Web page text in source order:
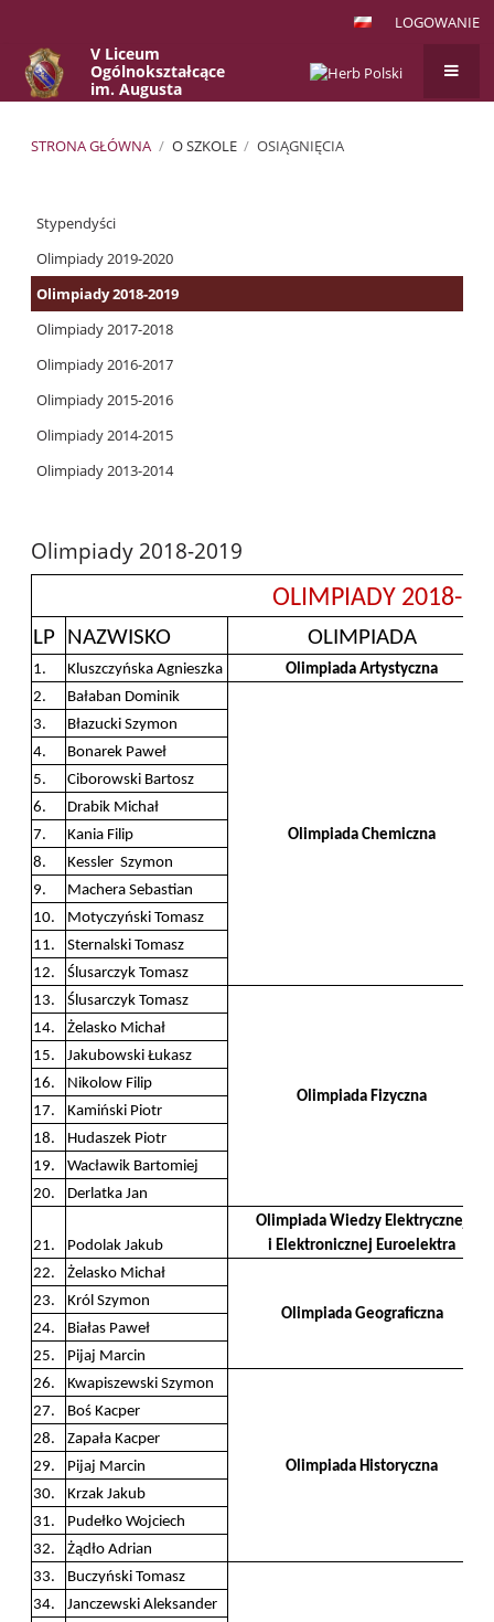
LOGOWANIE
V Liceum
Ogólnokształcące
im. Augusta
Witkowskiego
STRONA GŁÓWNA / O SZKOLE / OSIĄGNIĘCIA
Stypendyści
Olimpiady 2019-2020
Olimpiady 2018-2019
Olimpiady 2017-2018
Olimpiady 2016-2017
Olimpiady 2015-2016
Olimpiady 2014-2015
Olimpiady 2013-2014
Olimpiady 2018-2019
OLIMPIADY 2018-
LP NAZWISKO OLIMPIADA
1. Kluszczyńska Agnieszka
Olimpiada Artystyczna
2.
Bałaban Dominik
Olimpiada Chemiczna
3.
Błazucki Szymon
4.
Bonarek Paweł
5.
Ciborowski Bartosz
6.
Drabik Michał
7.
Kania Filip
8.
Kessler Szymon
9.
Machera Sebastian
10.
Motyczyński Tomasz
11.
Sternalski Tomasz
12.
Ślusarczyk Tomasz
13.
Ślusarczyk Tomasz
Olimpiada Fizyczna
14.
Żelasko Michał
15.
Jakubowski Łukasz
16.
Nikolow Filip
17.
Kamiński Piotr
18.
Hudaszek Piotr
19.
Wacławik Bartomiej
20.
Derlatka Jan
21. Podolak Jakub
Olimpiada Wiedzy Elektrycznej
i Elektronicznej Euroelektra
22.
Żelasko Michał
Olimpiada Geograficzna
23.
Król Szymon
24.
Białas Paweł
25.
Pijaj Marcin
26.
Kwapiszewski Szymon
Olimpiada Historyczna
27.
Boś Kacper
28.
Zapała Kacper
29.
Pijaj Marcin
30.
Krzak Jakub
31.
Pudełko Wojciech
32.
Żądło Adrian
33.
Buczyński Tomasz
34.
Janczewski Aleksander